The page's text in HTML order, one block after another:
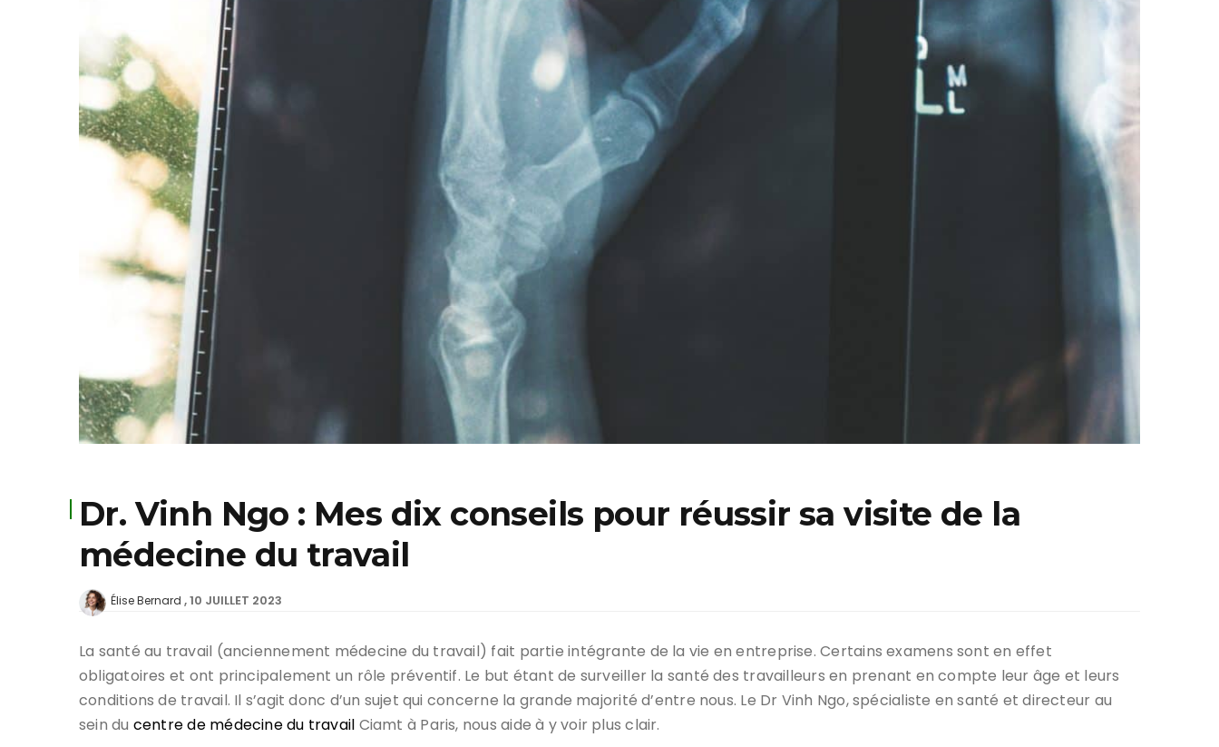
Dr. Vinh Ngo : Mes dix conseils pour réussir sa visite de la
médecine du travail
Élise Bernard 10 JUILLET 2023
La santé au travail (anciennement médecine du travail) fait partie intégrante de la vie en entreprise. Certains examens sont en effet
obligatoires et ont principalement un rôle préventif. Le but étant de surveiller la santé des travailleurs en prenant en compte leur âge et leurs
conditions de travail. Il s’agit donc d’un sujet qui concerne la grande majorité d’entre nous. Le Dr Vinh Ngo, spécialiste en santé et directeur au
sein du centre de médecine du travail Ciamt à Paris, nous aide à y voir plus clair.